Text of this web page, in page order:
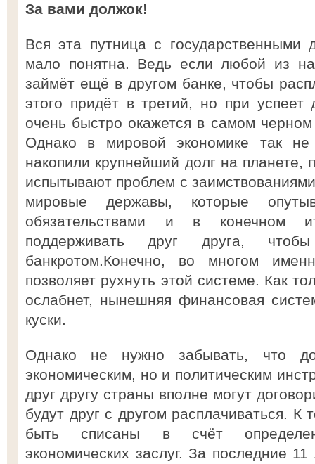
За вами должок!
Вся эта путница с государственными
мало понятна. Ведь если любой из
займёт ещё в другом банке, чтобы
этого придёт в третий, но при успеет
очень быстро окажется в самом
Однако в мировой экономике так
накопили крупнейший долг на планете,
испытывают проблем с
мировые державы, которые
обязательствами и в конечном
поддерживать друг друга,
банкротом.Конечно, во многом
позволяет рухнуть этой системе. Как
ослабнет, нынешняя финансовая
куски.
Однако не нужно забывать, что
экономическим, но и политическим
друг другу страны вполне могут
будут друг с другом расплачиваться.
быть списаны в счёт
экономических заслуг. За последние